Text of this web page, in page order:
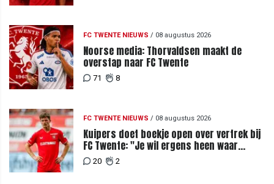
FC TWENTE NIEUWS / 08 augustus 2026
Noorse media: Thorvaldsen maakt de
overstap naar FC Twente
71 8
FC TWENTE NIEUWS / 08 augustus 2026
Kuipers doet boekje open over vertrek bij
FC Twente: "Je wil ergens heen waar
mensen je waarderen"
20 2